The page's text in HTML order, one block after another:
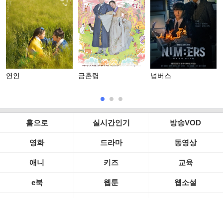
연인 금혼령 넘버스
홈으로 실시간인기 방송VOD
영화 드라마 동영상
애니 키즈 교육
e북 웹툰 웹소설